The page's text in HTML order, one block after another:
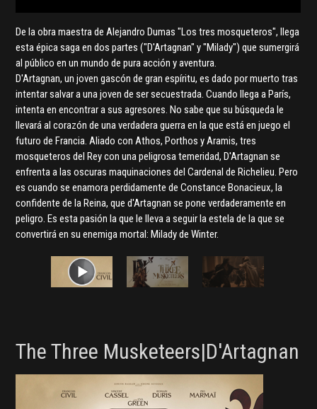
De la obra maestra de Alejandro Dumas "Los tres mosqueteros", llega
esta épica saga en dos partes ("D'Artagnan" y "Milady") que sumergirá
al público en un mundo de pura acción y aventura.
D'Artagnan, un joven gascón de gran espíritu, es dado por muerto tras
intentar salvar a una joven de ser secuestrada. Cuando llega a París,
intenta en encontrar a sus agresores. No sabe que su búsqueda le
llevará al corazón de una verdadera guerra en la que está en juego el
futuro de Francia. Aliado con Athos, Porthos y Aramis, tres
mosqueteros del Rey con una peligrosa temeridad, D'Artagnan se
enfrenta a las oscuras maquinaciones del Cardenal de Richelieu. Pero
es cuando se enamora perdidamente de Constance Bonacieux, la
confidente de la Reina, que d'Artagnan se pone verdaderamente en
peligro. Es esta pasión la que le lleva a seguir la estela de la que se
convertirá en su enemiga mortal: Milady de Winter.
The Three Musketeers|D'Artagnan